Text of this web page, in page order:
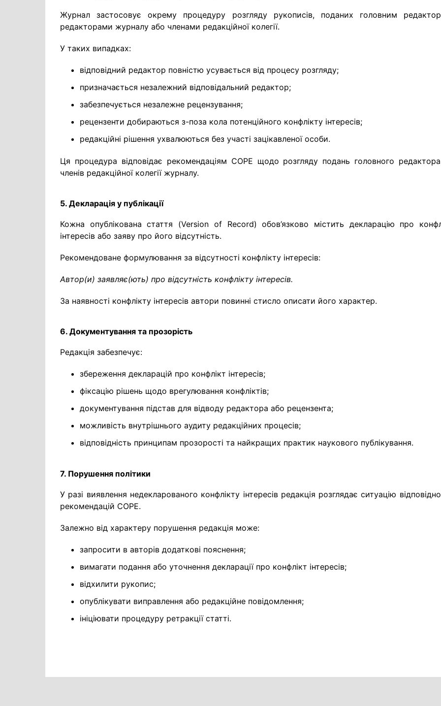
Журнал застосовує окрему процедуру розгляду рукописів, поданих головним
редакторами журналу або членами редакційної колегії.
У таких випадках:
відповідний редактор повністю усувається від процесу розгляду;
призначається незалежний відповідальний редактор;
забезпечується незалежне рецензування;
рецензенти добираються з-поза кола потенційного конфлікту інтересів;
редакційні рішення ухвалюються без участі зацікавленої особи.
Ця процедура відповідає рекомендаціям COPE щодо розгляду подань головного
членів редакційної колегії журналу.
5. Декларація у публікації
Кожна опублікована стаття (Version of Record) обов’язково містить декларацію про
інтересів або заяву про його відсутність.
Рекомендоване формулювання за відсутності конфлікту інтересів:
Автор(и) заявляє(ють) про відсутність конфлікту інтересів.
За наявності конфлікту інтересів автори повинні стисло описати його характер.
6. Документування та прозорість
Редакція забезпечує:
збереження декларацій про конфлікт інтересів;
фіксацію рішень щодо врегулювання конфліктів;
документування підстав для відводу редактора або рецензента;
можливість внутрішнього аудиту редакційних процесів;
відповідність принципам прозорості та найкращих практик наукового публікування.
7. Порушення політики
У разі виявлення недекларованого конфлікту інтересів редакція розглядає ситуацію
рекомендацій COPE.
Залежно від характеру порушення редакція може:
запросити в авторів додаткові пояснення;
вимагати подання або уточнення декларації про конфлікт інтересів;
відхилити рукопис;
опублікувати виправлення або редакційне повідомлення;
ініціювати процедуру ретракції статті.